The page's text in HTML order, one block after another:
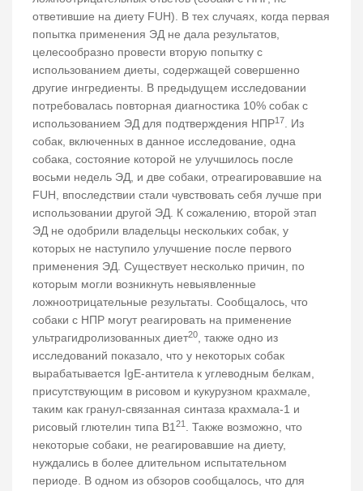
ответившие на диету FUH). В тех случаях, когда первая
попытка применения ЭД не дала результатов,
целесообразно провести вторую попытку с
использованием диеты, содержащей совершенно
другие ингредиенты. В предыдущем исследовании
потребовалась повторная диагностика 10% собак с
использованием ЭД для подтверждения НПР17. Из
собак, включенных в данное исследование, одна
собака, состояние которой не улучшилось после
восьми недель ЭД, и две собаки, отреагировавшие на
FUH, впоследствии стали чувствовать себя лучше при
использовании другой ЭД. К сожалению, второй этап
ЭД не одобрили владельцы нескольких собак, у
которых не наступило улучшение после первого
применения ЭД. Существует несколько причин, по
которым могли возникнуть невыявленные
ложноотрицательные результаты. Сообщалось, что
собаки с НПР могут реагировать на применение
ультрагидролизованных диет20, также одно из
исследований показало, что у некоторых собак
вырабатывается IgE-антитела к углеводным белкам,
присутствующим в рисовом и кукурузном крахмале,
таким как гранул-связанная синтаза крахмала-1 и
рисовый глютелин типа B121 . Также возможно, что
некоторые собаки, не реагировавшие на диету,
нуждались в более длительном испытательном
периоде. В одном из обзоров сообщалось, что для